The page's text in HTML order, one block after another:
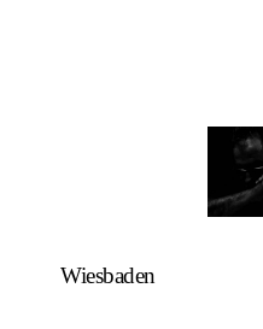
Wiesbaden